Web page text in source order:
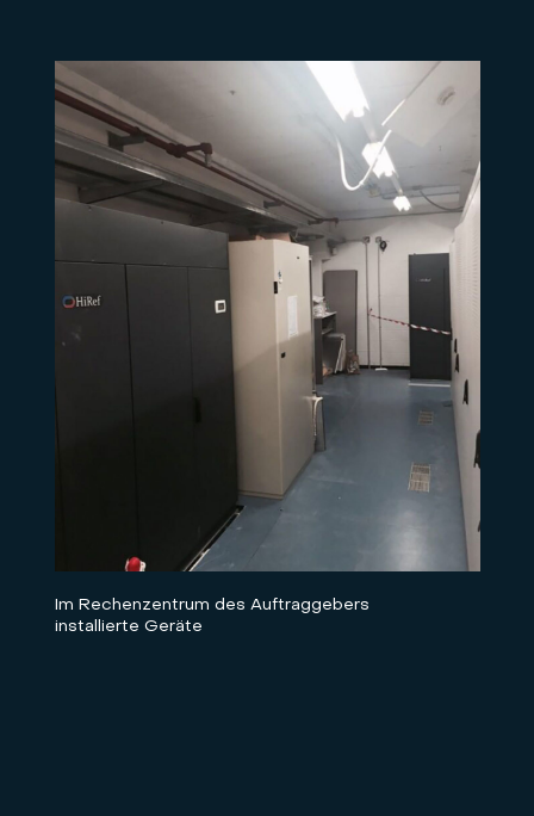
Im Rechenzentrum des Auftraggebers
installierte Geräte